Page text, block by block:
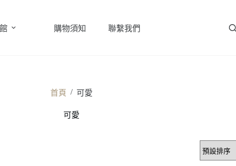
購物須知 聯繫我們
首頁 / 可愛
可愛